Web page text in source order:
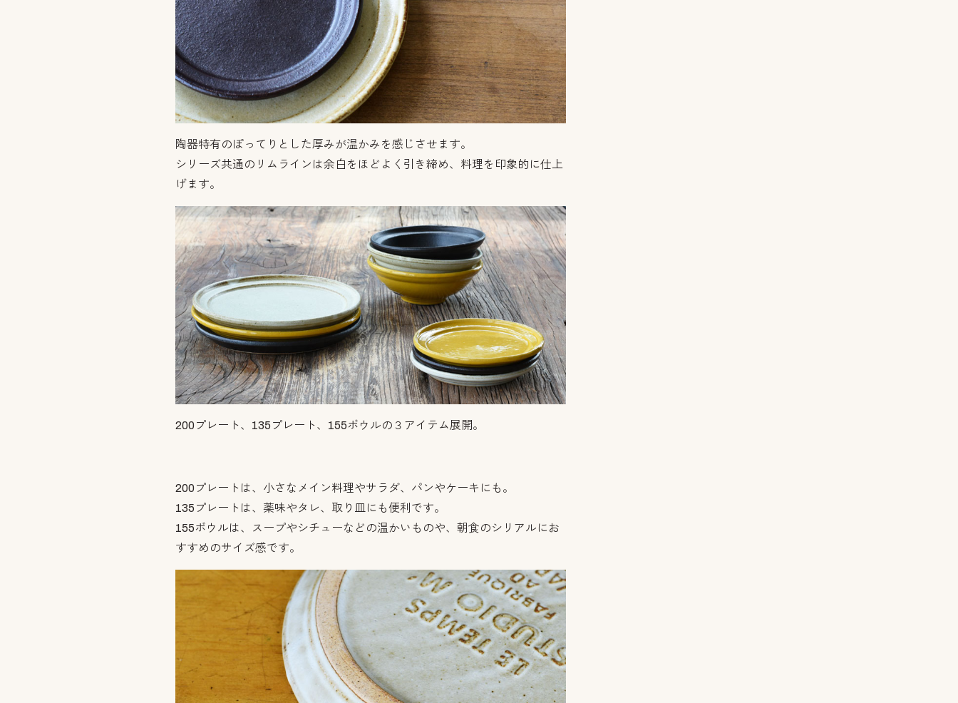
陶器特有のぽってりとした厚みが温かみを感じさせます。
シリーズ共通のリムラインは余白をほどよく引き締め、料理を印象的に仕上
げます。
200プレート、135プレート、155ボウルの３アイテム展開。
200プレートは、小さなメイン料理やサラダ、パンやケーキにも。
135プレートは、薬味やタレ、取り皿にも便利です。
155ボウルは、スープやシチューなどの温かいものや、朝食のシリアルにお
すすめのサイズ感です。